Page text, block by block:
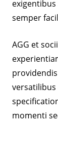
semper
AGG et
versatilibus
momenti